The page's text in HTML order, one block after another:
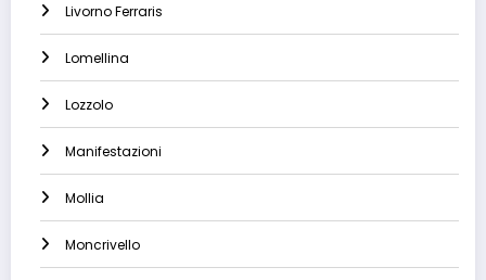
Livorno Ferraris
Lomellina
Lozzolo
Manifestazioni
Mollia
Moncrivello